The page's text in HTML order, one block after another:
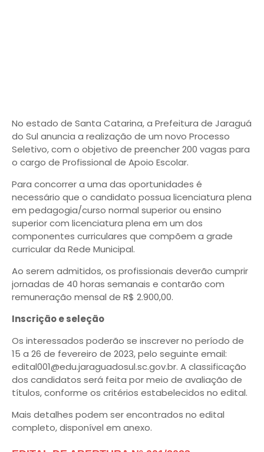
No estado de Santa Catarina, a Prefeitura de Jaraguá
do Sul anuncia a realização de um novo Processo
Seletivo, com o objetivo de preencher 200 vagas para
o cargo de Profissional de Apoio Escolar.
Para concorrer a uma das oportunidades é
necessário que o candidato possua licenciatura plena
em pedagogia/curso normal superior ou ensino
superior com licenciatura plena em um dos
componentes curriculares que compõem a grade
curricular da Rede Municipal.
Ao serem admitidos, os profissionais deverão cumprir
jornadas de 40 horas semanais e contarão com
remuneração mensal de R$ 2.900,00.
Inscrição e seleção
Os interessados poderão se inscrever no período de
15 a 26 de fevereiro de 2023, pelo seguinte email:
edital001@edu.jaraguadosul.sc.gov.br. A classificação
dos candidatos será feita por meio de avaliação de
títulos, conforme os critérios estabelecidos no edital.
Mais detalhes podem ser encontrados no edital
completo, disponível em anexo.